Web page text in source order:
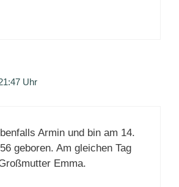
Uhr
Armin und bin am 14.
geboren. Am gleichen Tag
Emma.